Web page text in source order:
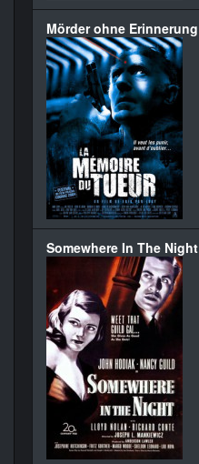
Mörder ohne Erinnerung
Somewhere In The Night